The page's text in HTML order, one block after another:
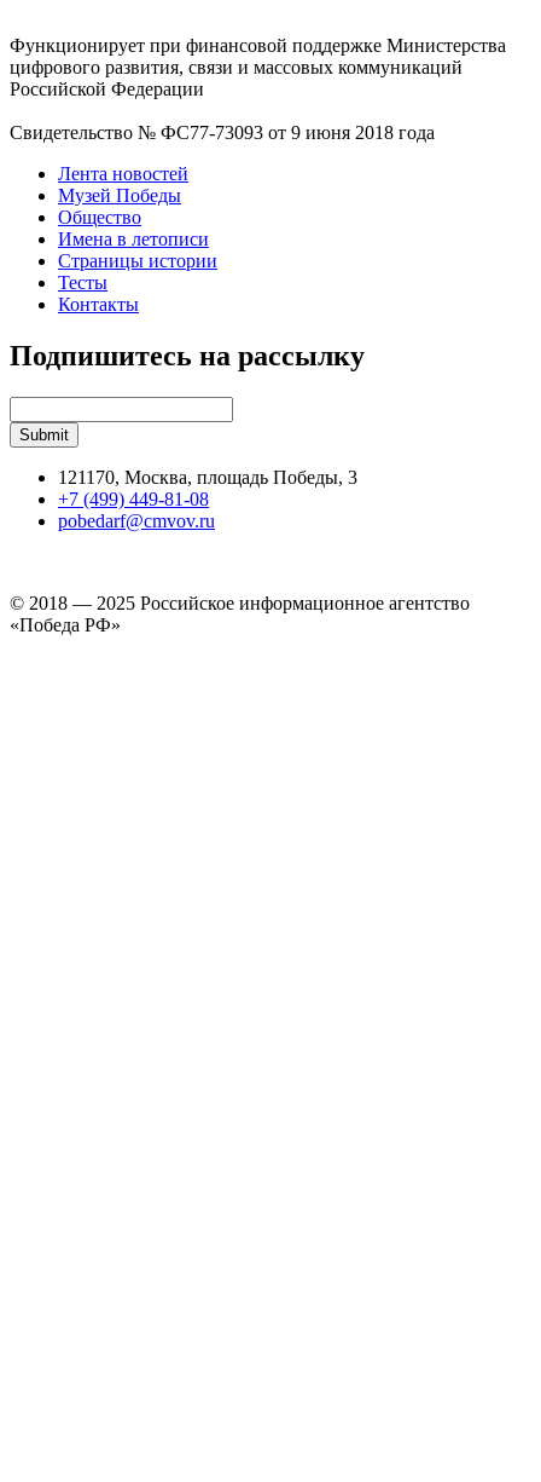
Функционирует при финансовой поддержке Министерства
цифрового развития, связи и массовых коммуникаций
Российской Федерации
Свидетельство № ФС77-73093 от 9 июня 2018 года
Лента новостей
Музей Победы
Общество
Имена в летописи
Страницы истории
Тесты
Контакты
Подпишитесь на рассылку
121170, Москва, площадь Победы, 3
+7 (499) 449-81-08
pobedarf@cmvov.ru
© 2018 — 2025 Российское информационное агентство
«Победа РФ»